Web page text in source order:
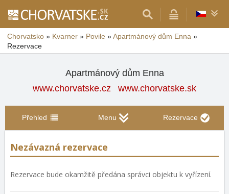
Chorvatsko » Kvarner » Povile »Apartmánový dům Enna »
Rezervace
Apartmánový dům Enna
www.chorvatske.cz
www.chorvatske.sk
Přehled Menu Rezervace
Nezávazná rezervace
Rezervace bude okamžitě předána správci objektu k vyřízení.